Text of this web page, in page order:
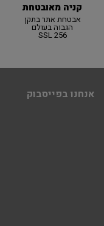
קניה מאובטחת
אבטחת אתר בתקן
הגבוה בעולם
SSL 256
אנחנו בפייסבוק